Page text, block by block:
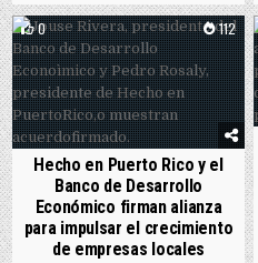
0 112
Hecho en Puerto Rico y el
Banco de Desarrollo
Económico firman alianza
para impulsar el crecimiento
de empresas locales